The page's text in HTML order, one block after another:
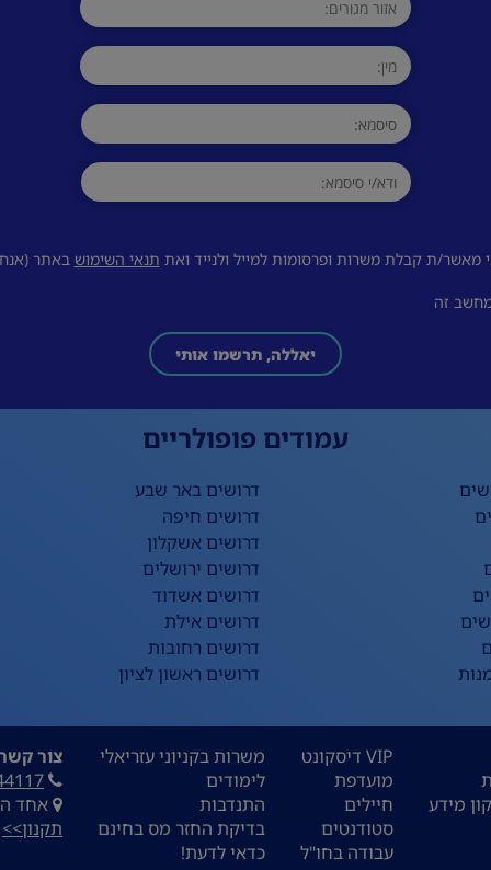
מאשר/ת קבלת משרות ופרסומות למייל ולנייד ואת תנאי השימוש באתר
זה
יאללה, תרשמו אותי
עמודים פופולריים
דרושים באר שבע
דרושים חיפה
דרושים אשקלון
דרושים ירושלים
דרושים אשדוד
דרושים אילת
דרושים רחובות
דרושים ראשון לציון
מידע
VIP דיסקונט
מועדפת
חיילים
סטודנטים
עבודה בחו"ל
משרות בקניוני עזריאלי
לימודים
התנדבות
בדיקת החזר מס בחינם
כדאי לדעת!
צור
אחד העם 9,
תקנון>>